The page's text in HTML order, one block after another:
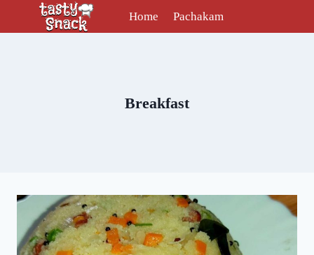
Home Pachakam
Breakfast